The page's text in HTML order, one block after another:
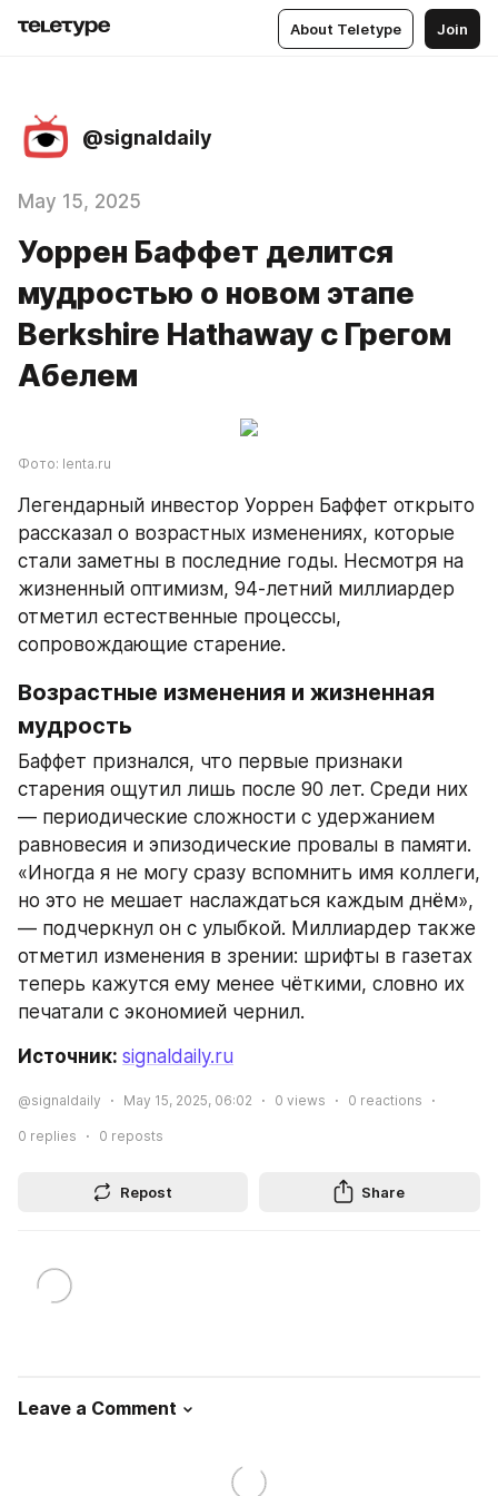
About Teletype Join
@signaldaily
May 15, 2025
Уоррен Баффет делится
мудростью о новом этапе
Berkshire Hathaway с Грегом
Абелем
Фото: lenta.ru
Легендарный инвестор Уоррен Баффет открыто
рассказал о возрастных изменениях, которые
стали заметны в последние годы. Несмотря на
жизненный оптимизм, 94-летний миллиардер
отметил естественные процессы,
сопровождающие старение.
Возрастные изменения и жизненная
мудрость
Баффет признался, что первые признаки
старения ощутил лишь после 90 лет. Среди них
— периодические сложности с удержанием
равновесия и эпизодические провалы в памяти.
«Иногда я не могу сразу вспомнить имя коллеги,
но это не мешает наслаждаться каждым днём»,
— подчеркнул он с улыбкой. Миллиардер также
отметил изменения в зрении: шрифты в газетах
теперь кажутся ему менее чёткими, словно их
печатали с экономией чернил.
Источник: signaldaily.ru
@signaldaily May 15, 2025, 06:02 0 views 0 reactions
0 replies 0 reposts
Repost Share
Leave a Comment